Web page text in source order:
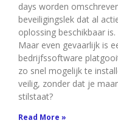
days worden
beveiligingslek dat al
oplossing beschikbaar
Maar even gevaarlijk is
bedrijfssoftware
zo snel mogelijk te
veilig, zonder dat je
stilstaat?
Read More »